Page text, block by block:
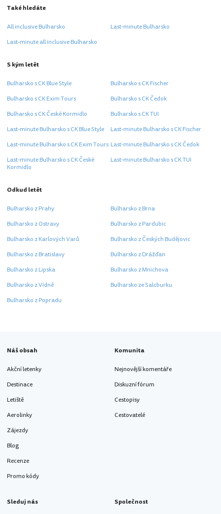
Také hledáte
All inclusive Bulharsko
Last-minute Bulharsko
Last-minute all inclusive Bulharsko
S kým letět
Bulharsko s CK Blue Style
Bulharsko s CK Fischer
Bulharsko s CK Exim Tours
Bulharsko s CK Čedok
Bulharsko s CK České Kormidlo
Bulharsko s CK TUI
Last-minute Bulharsko s CK Blue Style
Last-minute Bulharsko s CK Fischer
Last-minute Bulharsko s CK Exim Tours Last-minute Bulharsko s CK Čedok
Last-minute Bulharsko s CK České
Kormidlo
Last-minute Bulharsko s CK TUI
Odkud letět
Bulharsko z Prahy
Bulharsko z Brna
Bulharsko z Ostravy
Bulharsko z Pardubic
Bulharsko z Karlových Varů
Bulharsko z Českých Budějovic
Bulharsko z Bratislavy
Bulharsko z Drážďan
Bulharsko z Lipska
Bulharsko z Mnichova
Bulharsko z Vídně
Bulharsko ze Salcburku
Bulharsko z Popradu
Náš obsah
Akční letenky
Destinace
Letiště
Aerolinky
Zájezdy
Blog
Recenze
Promo kódy
Komunita
Nejnovější komentáře
Diskuzní fórum
Cestopisy
Cestovatelé
Sleduj nás Společnost